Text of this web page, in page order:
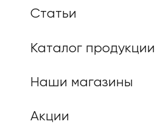
Статьи
Каталог продукции
Наши магазины
Акции